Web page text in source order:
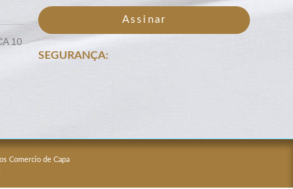
10
Assinar
SEGURANÇA:
Comercio de Capa